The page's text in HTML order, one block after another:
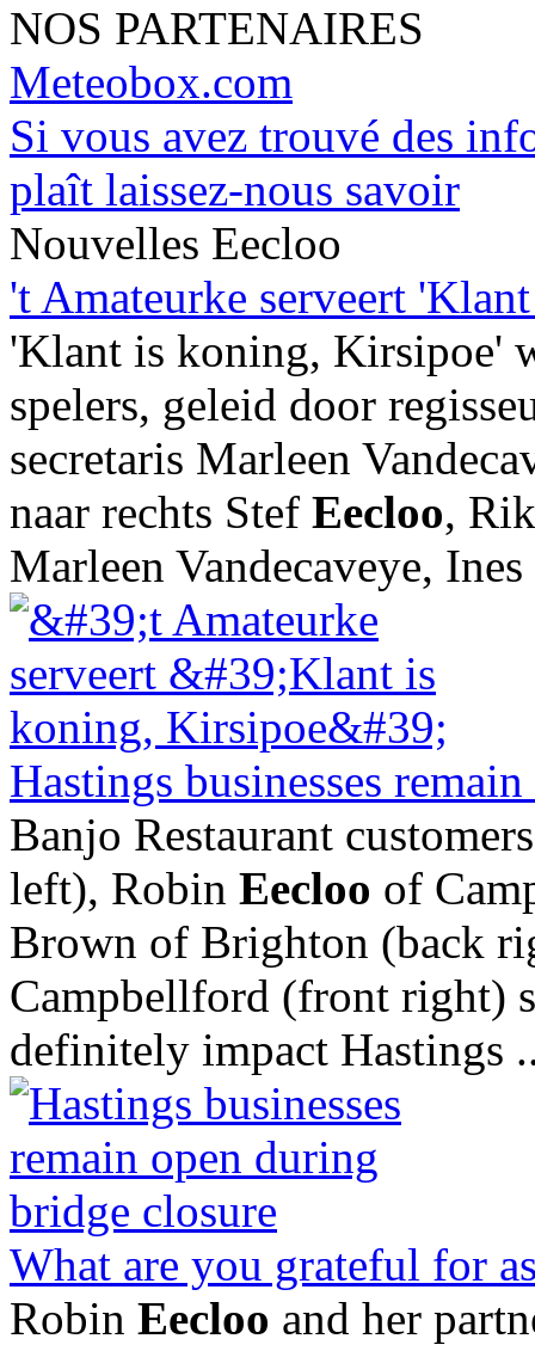
NOS PARTENAIRES
Meteobox.com
Si vous avez trouvé des
plaît laissez-nous savoir
Nouvelles Eecloo
't Amateurke serveert
'Klant is koning, Kirsipoe'
spelers, geleid door
secretaris Marleen
naar rechts Stef Eecloo,
Marleen Vandecaveye, Ines
Hastings businesses
Banjo Restaurant
left), Robin Eecloo of
Brown of Brighton (back
Campbellford (front right)
definitely impact Hastings
What are you grateful for
Robin Eecloo and her